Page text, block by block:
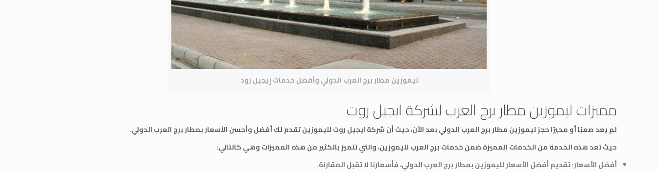
ليموزين مطار برج العرب الدولي وأفضل خدمات إيجيل رود
مميزاتليموزين مطار برج العربلشركة ايجيل روت
لم يعد صعبًا أو محيرًا حجز ليموزين مطار برج العرب الدولي بعد الأن، حيث أن شركة ايجيل روت لليموزين تقدم لك أفضل وأحسن الأسعار بمطار برج العرب الدولي.
حيث تعد هذه الخدمة من الخدمات المميزة ضمن خدمات برج العرب لليموزين، والتي تتميز بالكثير من هذه المميزات وهي كالتالي:
أفضل الأسعار: تقديم أفضل الأسعار لليموزين بمطار برج العرب الدولي، فأسعارنا لا تقبل المقارنة.